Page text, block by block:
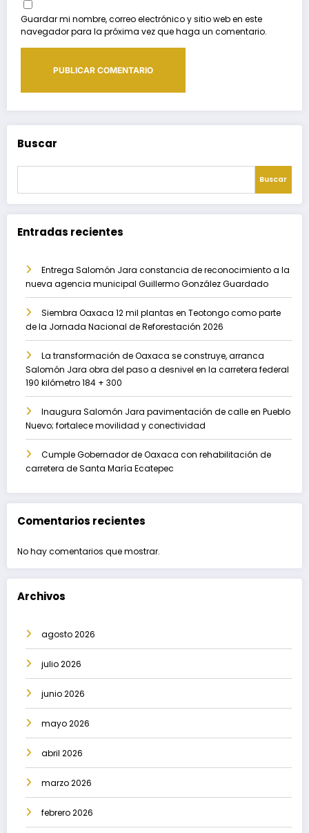
Guardar mi nombre, correo electrónico y sitio web en este
navegador para la próxima vez que haga un comentario.
Buscar
Buscar
Entradas recientes
Entrega Salomón Jara constancia de reconocimiento a la
nueva agencia municipal Guillermo González Guardado
Siembra Oaxaca 12 mil plantas en Teotongo como parte
de la Jornada Nacional de Reforestación 2026
La transformación de Oaxaca se construye, arranca
Salomón Jara obra del paso a desnivel en la carretera federal
190 kilómetro 184 + 300
Inaugura Salomón Jara pavimentación de calle en Pueblo
Nuevo; fortalece movilidad y conectividad
Cumple Gobernador de Oaxaca con rehabilitación de
carretera de Santa María Ecatepec
Comentarios recientes
No hay comentarios que mostrar.
Archivos
agosto 2026
julio 2026
junio 2026
mayo 2026
abril 2026
marzo 2026
febrero 2026